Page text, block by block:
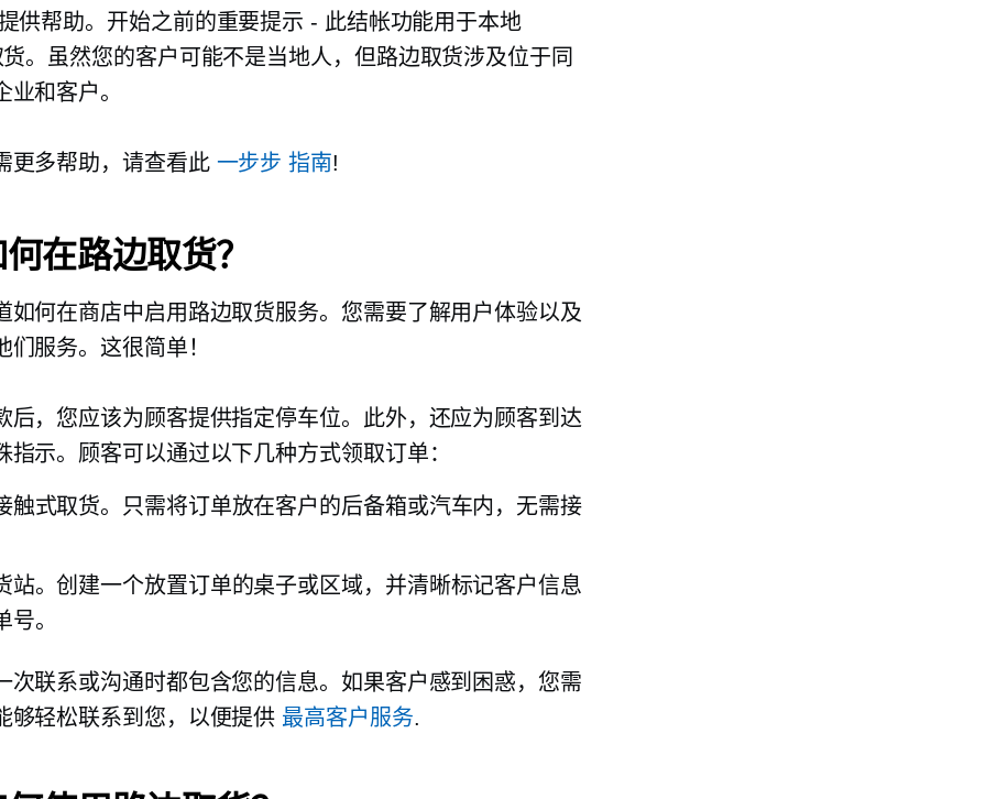
供帮助。开始之前的重要提示 - 此结帐功能用于本地
。虽然您的客户可能不是当地人，但路边取货涉及位于同
业和客户。
更多帮助，请查看此 一步步 指南!
在路边取货？
如何在商店中启用路边取货服务。您需要了解用户体验以及
们服务。这很简单！
后，您应该为顾客提供指定停车位。此外，还应为顾客到达
指示。顾客可以通过以下几种方式领取订单：
触式取货。只需将订单放在客户的后备箱或汽车内，无需接
站。创建一个放置订单的桌子或区域，并清晰标记客户信息
。
次联系或沟通时都包含您的信息。如果客户感到困惑，您需
够轻松联系到您，以便提供 最高客户服务.